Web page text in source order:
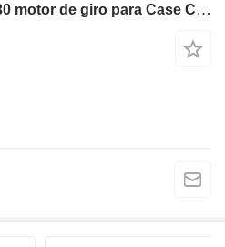
Case KSC0253 KSC12130 motor de giro para Case CX300B CX300C CX300D CX300E CX350B CX350C CX350D CX360B CX370B CX370C CX380C CX380D CX380E CX290B excavadora